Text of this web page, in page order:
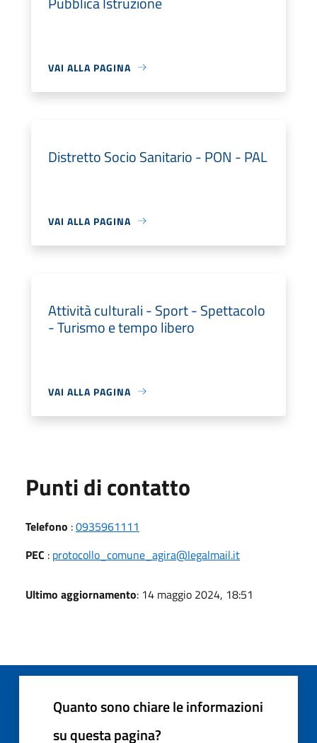
VAI ALLA PAGINA
Distretto Socio Sanitario - PON - PAL
VAI ALLA PAGINA
Attività culturali - Sport - Spettacolo
- Turismo e tempo libero
VAI ALLA PAGINA
Punti di contatto
Telefono :0935961111
PEC : protocollo_comune_agira@legalmail.it
Ultimo aggiornamento: 14 maggio 2024, 18:51
Quanto sono chiare le informazioni
su questa pagina?